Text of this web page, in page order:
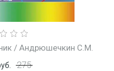
/ Андрюшечкин С.М.
275